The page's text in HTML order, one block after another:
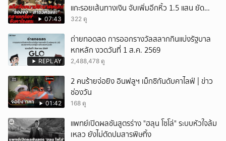
07:43
แกะรอยเส้นทางเงิน จับเพิ่มอีกหิ้ว 1.5 แสน ยัด
สินบน
322 ดู
REPLAY
ถ่ายทอดสด การออกรางวัลสลากกินแบ่งรัฐบาล
หกหลัก งวดวันที่ 1 ส.ค. 2569
2,488,478 ดู
01:42
2 คนร้ายจ่อยิง อินฟลูฯ เม็กซิกันดับคาไลฟ์ | ข่าว
ช่องวัน
168 ดู
แพทย์เปิดผลชันสูตรร่าง "ฮลุน โซโล่" ระบบหัวใจล้ม
เหลว ยังไม่ตัดปมสารพิษทิ้ง